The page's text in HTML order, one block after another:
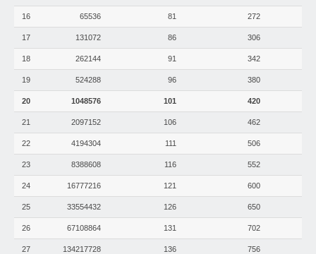
16 65536 81 272
17 131072 86 306
18 262144 91 342
19 524288 96 380
20 1048576 101 420
21 2097152 106 462
22 4194304 111 506
23 8388608 116 552
24 16777216 121 600
25 33554432 126 650
26 67108864 131 702
27 134217728 136 756